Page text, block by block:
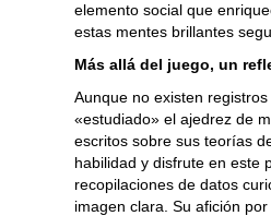
elemento social que
estas mentes brillantes
Más allá del juego, un
Aunque no existen
«estudiado» el ajedrez de
escritos sobre sus teorías
habilidad y disfrute en este
recopilaciones de datos
imagen clara. Su afición